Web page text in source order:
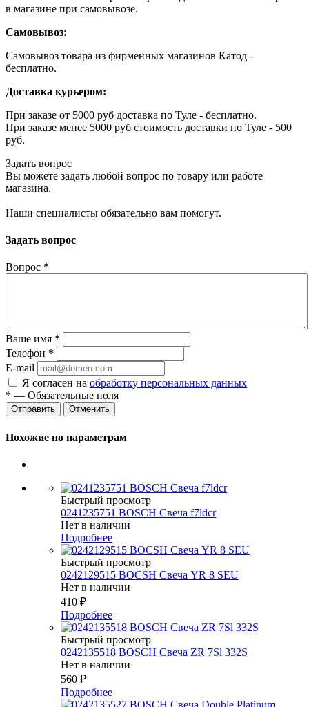
в магазине при самовывозе.
Самовывоз:
Самовывоз товара из фирменных магазинов Катод -
бесплатно.
Доставка курьером:
При заказе от 5000 руб доставка по Туле - бесплатно.
При заказе менее 5000 руб стоимость доставки по Туле - 500
руб.
Задать вопрос
Вы можете задать любой вопрос по товару или работе
магазина.
Наши специалисты обязательно вам помогут.
Задать вопрос
Вопрос *
Ваше имя *
Телефон *
E-mail
Я согласен на обработку персональных данных
* — Обязательные поля
Отменить
Похожие по параметрам
Быстрый просмотр
0241235751 BOSCH Свеча f7ldcr
Нет в наличии
Подробнее
Быстрый просмотр
0242129515 BOCSH Свеча YR 8 SEU
Нет в наличии
410 ₽
Подробнее
Быстрый просмотр
0242135518 BOSCH Свеча ZR 7Sl 332S
Нет в наличии
560 ₽
Подробнее